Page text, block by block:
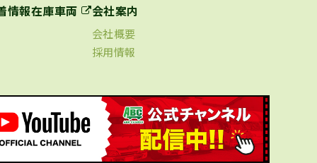
情報在庫車両 会社案内
会社概要
採用情報